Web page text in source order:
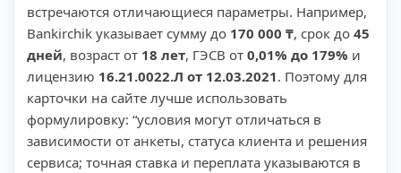
встречаются отличающиеся параметры. Например,
Bankirchik указывает сумму до 170 000 ₸, срок до 45
дней, возраст от 18 лет, ГЭСВ от 0,01% до 179% и
лицензию 16.21.0022.Л от 12.03.2021. Поэтому для
карточки на сайте лучше использовать
формулировку: “условия могут отличаться в
зависимости от анкеты, статуса клиента и решения
сервиса; точная ставка и переплата указываются в